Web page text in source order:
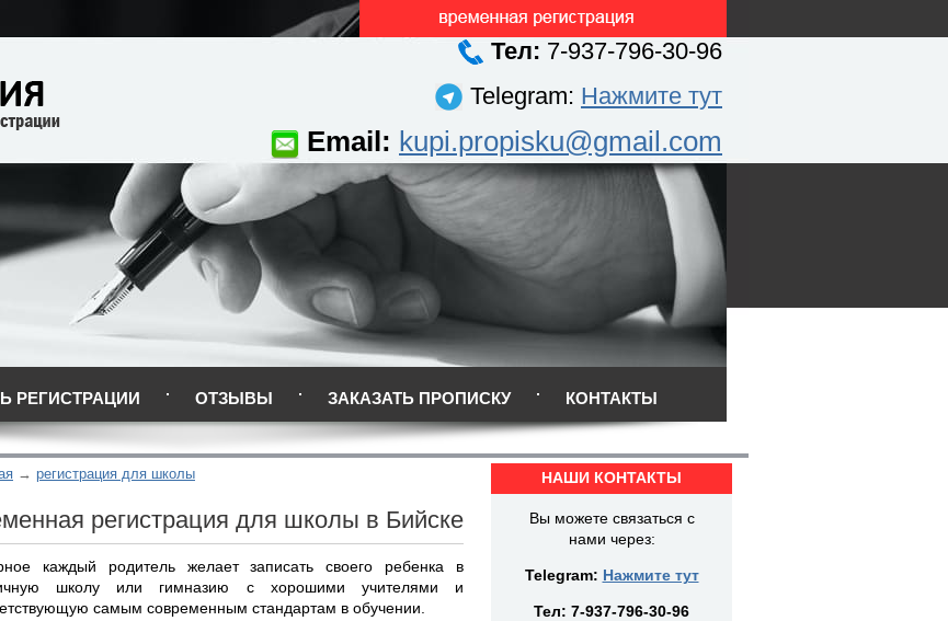
Тел: 7-937-796-30-96
Telegram: Нажмите тут
Email: kupi.propisku@gmail.com
РЕГИСТРАЦИИ ОТЗЫВЫ ЗАКАЗАТЬ ПРОПИСКУ КОНТАКТЫ
регистрация для школы
регистрация для школы в Бийске
каждый родитель желает записать своего ребенка в
школу или гимназию с хорошими учителями и
самым современным стандартам в обучении.
НАШИ КОНТАКТЫ
Вы можете связаться с
нами через:
Telegram: Нажмите тут
Тел: 7-937-796-30-96